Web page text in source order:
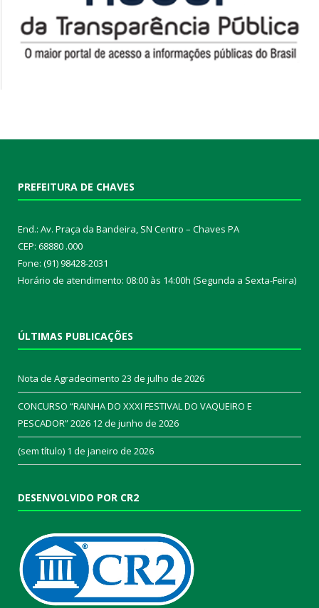
PREFEITURA DE CHAVES
End.: Av. Praça da Bandeira, SN Centro – Chaves PA
CEP: 68880 .000
Fone: (91) 98428-2031
Horário de atendimento: 08:00 às 14:00h (Segunda a Sexta-Feira)
ÚLTIMAS PUBLICAÇÕES
Nota de Agradecimento 23 de julho de 2026
CONCURSO “RAINHA DO XXXI FESTIVAL DO VAQUEIRO E
PESCADOR” 2026 12 de junho de 2026
(sem título) 1 de janeiro de 2026
DESENVOLVIDO POR CR2